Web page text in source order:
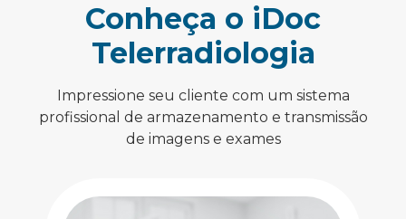
Conheça o iDoc
Telerradiologia
Impressione seu cliente com um sistema
profissional de armazenamento e transmissão
de imagens e exames